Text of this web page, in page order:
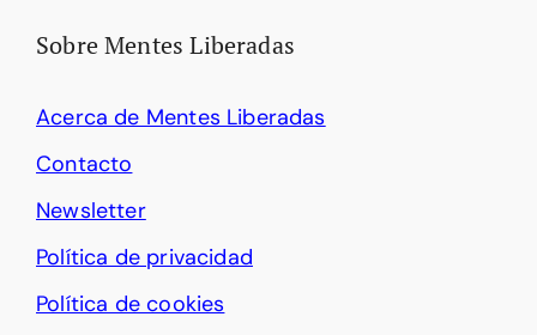
Sobre Mentes Liberadas
Acerca de Mentes Liberadas
Contacto
Newsletter
Política de privacidad
Política de cookies